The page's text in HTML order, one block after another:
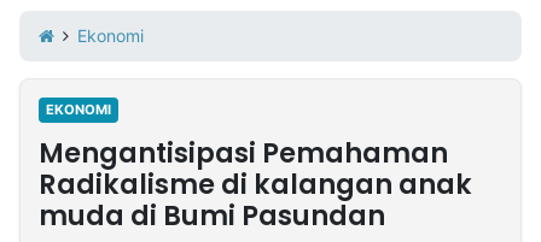
Iklan
Berita
Kami
Nasional
International
Olahraga
Entertainment
Daerah
Pariwisata
Kuliner
Kolom
Ekonomi
EKONOMI
Mengantisipasi Pemahaman
Radikalisme di kalangan anak
muda di Bumi Pasundan